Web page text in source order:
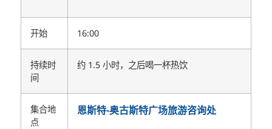
开始 16:00
持续时
间
约 1.5 小时，之后喝一杯热饮
集合地
点
恩斯特-奥古斯特广场旅游咨询处